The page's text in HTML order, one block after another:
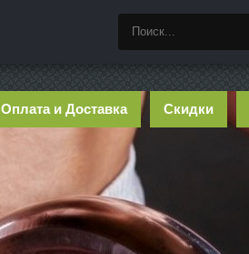
Оплата и Доставка Скидки